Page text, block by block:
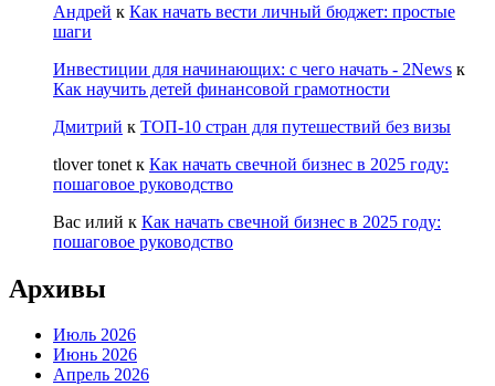
Андрей к Как начать вести личный бюджет: простые
шаги
Инвестиции для начинающих: с чего начать - 2News к
Как научить детей финансовой грамотности
Дмитрий к ТОП-10 стран для путешествий без визы
tlover tonet к Как начать свечной бизнес в 2025 году:
пошаговое руководство
Вас илий к Как начать свечной бизнес в 2025 году:
пошаговое руководство
Архивы
Июль 2026
Июнь 2026
Апрель 2026